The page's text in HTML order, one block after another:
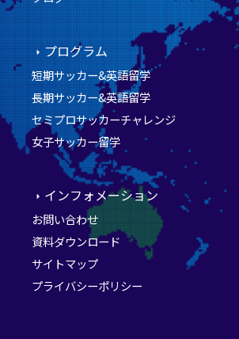
プログラム
短期サッカー&英語留学
長期サッカー&英語留学
セミプロサッカーチャレンジ
女子サッカー留学
インフォメーション
お問い合わせ
資料ダウンロード
サイトマップ
プライバシーポリシー